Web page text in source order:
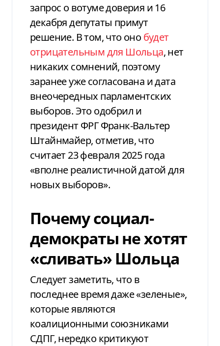
запрос о вотуме доверия и 16
декабря депутаты примут
решение. В том, что оно будет
отрицательным для Шольца, нет
никаких сомнений, поэтому
заранее уже согласована и дата
внеочередных парламентских
выборов. Это одобрил и
президент ФРГ Франк-Вальтер
Штайнмайер, отметив, что
считает 23 февраля 2025 года
«вполне реалистичной датой для
новых выборов».
Почему социал-
демократы не хотят
«сливать» Шольца
Следует заметить, что в
последнее время даже «зеленые»,
которые являются
коалиционными союзниками
СДПГ, нередко критикуют